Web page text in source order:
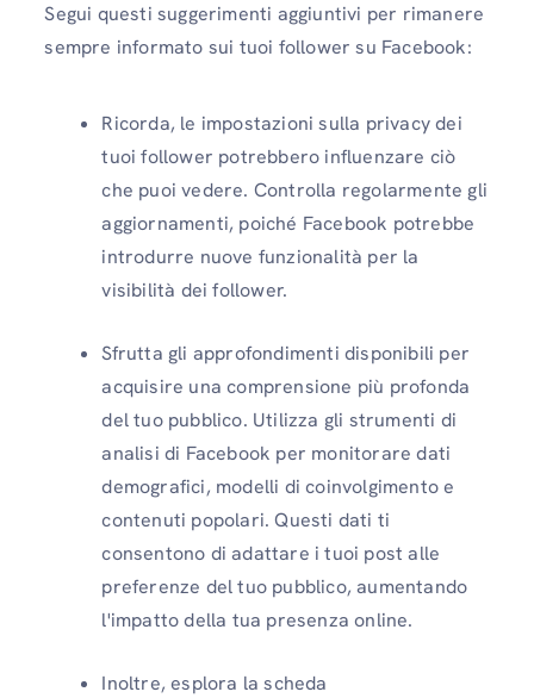
Segui questi suggerimenti aggiuntivi per rimanere
sempre informato sui tuoi follower su Facebook:
Ricorda, le impostazioni sulla privacy dei
tuoi follower potrebbero influenzare ciò
che puoi vedere. Controlla regolarmente gli
aggiornamenti, poiché Facebook potrebbe
introdurre nuove funzionalità per la
visibilità dei follower.
Sfrutta gli approfondimenti disponibili per
acquisire una comprensione più profonda
del tuo pubblico. Utilizza gli strumenti di
analisi di Facebook per monitorare dati
demografici, modelli di coinvolgimento e
contenuti popolari. Questi dati ti
consentono di adattare i tuoi post alle
preferenze del tuo pubblico, aumentando
l'impatto della tua presenza online.
Inoltre, esplora la scheda